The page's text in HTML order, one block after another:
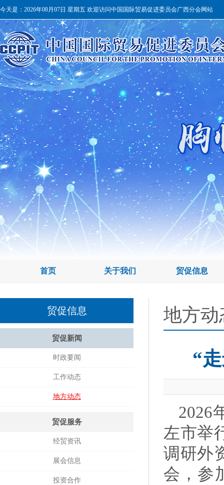
今天是： 2026年08月07日 星期五 欢迎访问中国国际贸易促进委员会广西分会网站
首页 关于我们 贸促信息
贸促信息
贸促新闻
时政要闻
工作动态
地方动态
贸促服务
经贸资讯
展会信息
投资合作
地方动
“
2026
左市举
调研外
会，参